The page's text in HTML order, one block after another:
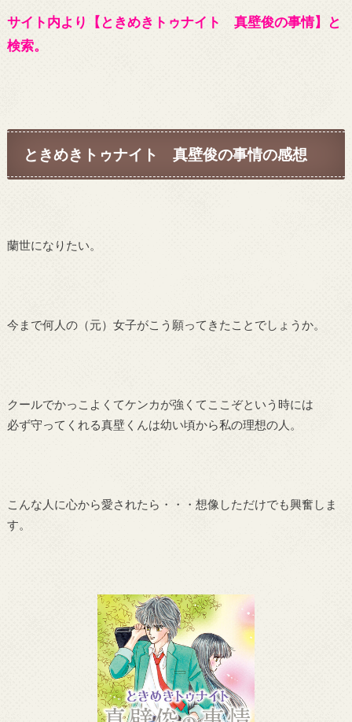
サイト内より【ときめきトゥナイト 真壁俊の事情】と
検索。
ときめきトゥナイト 真壁俊の事情の感想
蘭世になりたい。
今まで何人の（元）女子がこう願ってきたことでしょうか。
クールでかっこよくてケンカが強くてここぞという時には
必ず守ってくれる真壁くんは幼い頃から私の理想の人。
こんな人に心から愛されたら・・・想像しただけでも興奮しま
す。